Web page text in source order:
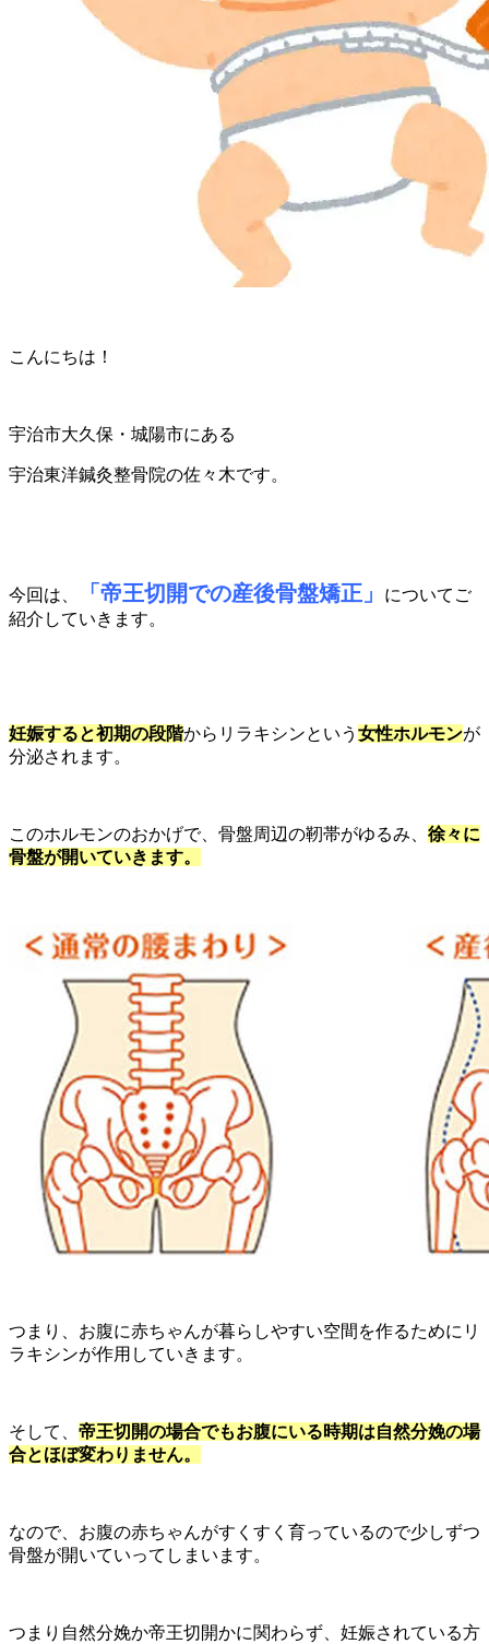
こんにちは！
宇治市大久保・城陽市にある
宇治東洋鍼灸整骨院の佐々木です。
今回は、 「帝王切開での産後骨盤矯正」
についてご
紹介していきます。
妊娠すると初期の段階からリラキシンという 女性ホルモンが
分泌されます。
このホルモンのおかげで、骨盤周辺の靭帯がゆるみ、 徐々に
骨盤が開いていきます。
つまり、お腹に赤ちゃんが暮らしやすい空間を作るためにリ
ラキシンが作用していきます。
そして、 帝王切開の場合でもお腹にいる時期は自然分娩の場
合とほぼ変わりません。
なので、お腹の赤ちゃんがすくすく育っているので少しずつ
骨盤が開いていってしまいます。
つまり自然分娩か帝王切開かに関わらず、 妊娠されている方